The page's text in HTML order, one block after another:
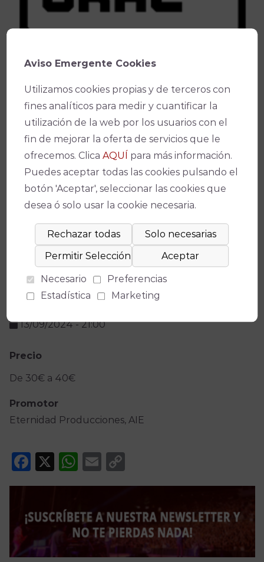
- Solicita el Bono Culturalaquí.*
*(Solo disponible en venta online)
Ficha técnica
Teatro de la Axerquía
Medidas de seguridad)
Fecha(s)
13/09/2024-21:00
Precio
De 30€ a 40€
Promotor
Eternidad Producciones, AIE
Facebook
X WhatsApp
Email
Link
Aviso Emergente Cookies
Utilizamos cookies propias y de terceros con
fines analíticos para medir y cuantificar la
utilización de la web por los usuarios con el
fin de mejorar la oferta de servicios que le
ofrecemos. ClicaAQUÍ para más información.
Puedes aceptar todas las cookies pulsando el
botón 'Aceptar', seleccionar las cookies que
desea ó solo usar la cookie necesaria.
Necesario
Preferencias
Estadística
Marketing